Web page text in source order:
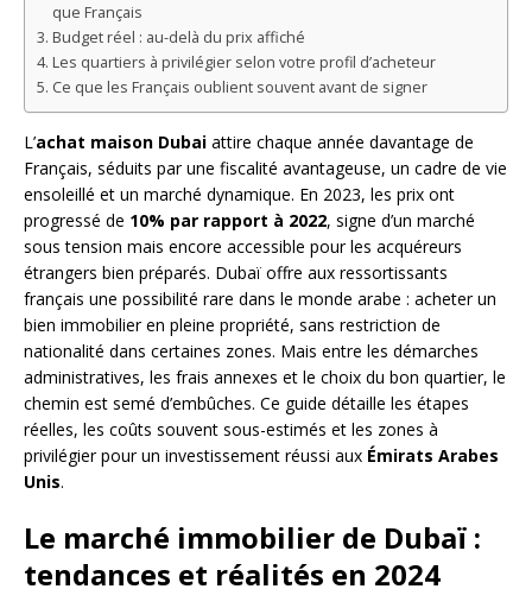
que Français
Budget réel : au-delà du prix affiché
Les quartiers à privilégier selon votre profil d’acheteur
Ce que les Français oublient souvent avant de signer
L’achat maison Dubai attire chaque année davantage de
Français, séduits par une fiscalité avantageuse, un cadre de vie
ensoleillé et un marché dynamique. En 2023, les prix ont
progressé de 10% par rapport à 2022, signe d’un marché
sous tension mais encore accessible pour les acquéreurs
étrangers bien préparés. Dubaï offre aux ressortissants
français une possibilité rare dans le monde arabe : acheter un
bien immobilier en pleine propriété, sans restriction de
nationalité dans certaines zones. Mais entre les démarches
administratives, les frais annexes et le choix du bon quartier, le
chemin est semé d’embûches. Ce guide détaille les étapes
réelles, les coûts souvent sous-estimés et les zones à
privilégier pour un investissement réussi aux Émirats Arabes
Unis.
Le marché immobilier de Dubaï :
tendances et réalités en 2024